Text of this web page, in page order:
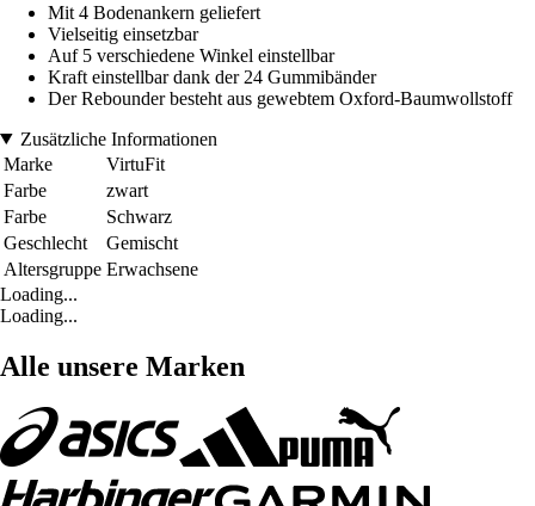
Mit 4 Bodenankern geliefert
Vielseitig einsetzbar
Auf 5 verschiedene Winkel einstellbar
Kraft einstellbar dank der 24 Gummibänder
Der Rebounder besteht aus gewebtem Oxford-Baumwollstoff
Zusätzliche Informationen
Marke
VirtuFit
Farbe
zwart
Farbe
Schwarz
Geschlecht
Gemischt
Altersgruppe Erwachsene
Loading...
Loading...
Alle unsere Marken